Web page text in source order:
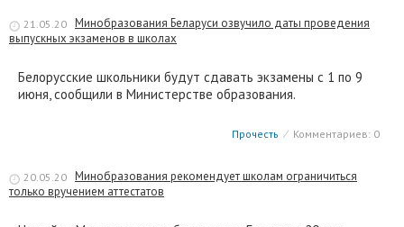
21.05.20 Минобразования Беларуси озвучило даты проведения
выпускных экзаменов в школах
Белорусские школьники будут сдавать экзамены с 1 по 9
июня, сообщили в Министерстве образования.
Прочесть ⁄ Комментариев: 0
20.05.20 Минобразования рекомендует школам ограничиться
только вручением аттестатов